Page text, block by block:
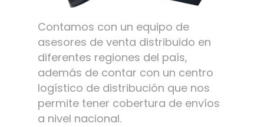
Contamos con un equipo de
asesores de venta distribuido en
diferentes regiones del país,
además de contar con un centro
logístico de distribución que nos
permite tener cobertura de envíos
a nivel nacional.